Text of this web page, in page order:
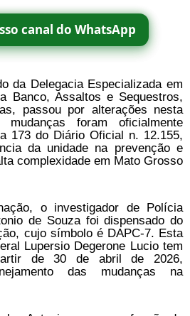
canal do WhatsApp
da Delegacia Especializada em
Banco, Assaltos e Sequestros,
passou por alterações nesta
foram oficialmente
173 do Diário Oficial n. 12.155,
da unidade na prevenção e
complexidade em Mato Grosso
o investigador de Polícia
de Souza foi dispensado do
cujo símbolo é DAPC-7. Esta
Lupersio Degerone Lucio tem
de 30 de abril de 2026,
das mudanças na